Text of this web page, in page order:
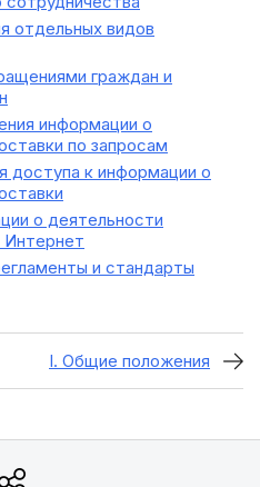
отдельных видов
граждан и
информации о
по запросам
доступа к информации о
о деятельности
Интернет
и стандарты
I. Общие положения